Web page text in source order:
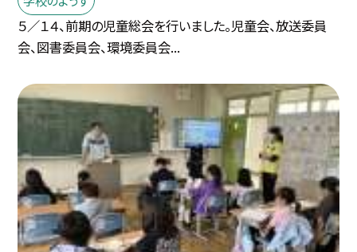
５／１４、前期の児童総会を行いました。児童会、放送委員
会、図書委員会、環境委員会...